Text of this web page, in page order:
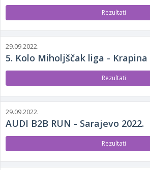
Rezultati
29.09.2022.
5. Kolo Miholjščak liga - Krapina
Rezultati
29.09.2022.
AUDI B2B RUN - Sarajevo 2022.
Rezultati